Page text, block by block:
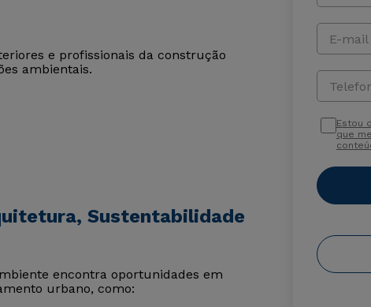
e profissionais da construção
ambientais.
Sustentabilidade
encontra oportunidades em
urbano, como:
E-mail
Estou
que